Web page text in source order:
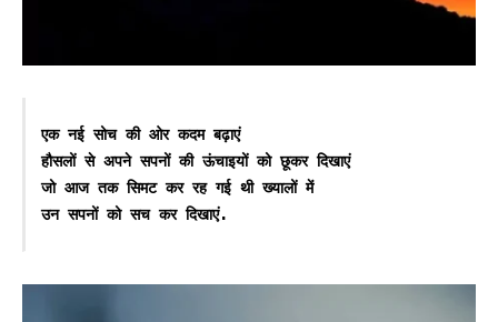
एक नई सोच की ओर कदम बढ़ाएं
हौसलों से अपने सपनों की ऊंचाइयों को छूकर दिखाएं
जो आज तक सिमट कर रह गई थी ख्यालों में
उन सपनों को सच कर दिखाएं.